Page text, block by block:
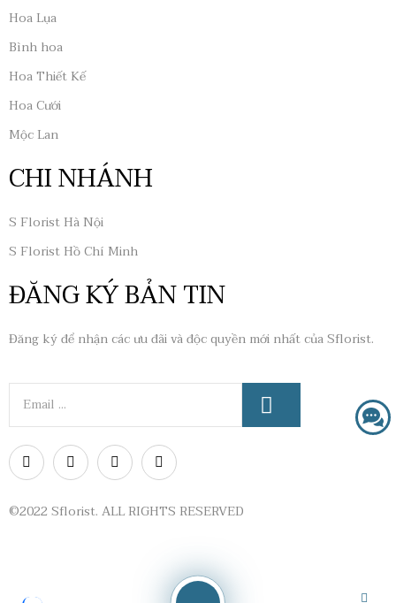
Hoa Lụa
Bình hoa
Hoa Thiết Kế
Hoa Cưới
Mộc Lan
CHI NHÁNH
S Florist Hà Nội
S Florist Hồ Chí Minh
ĐĂNG KÝ BẢN TIN
Đăng ký để nhận các ưu đãi và độc quyền mới nhất của Sflorist.
©2022 Sflorist. ALL RIGHTS RESERVED